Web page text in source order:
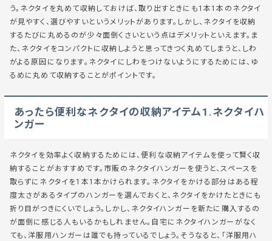
う。ネクタイを丸めて収納しておけば、取り出すときにも1本1本のネクタイ
が見やすく、選びやすいというメリットがあります。しかし、ネクタイを収納
するたびに丸めるのが少々面倒くさいという点はデメリットといえます。ま
た、ネクタイをコンパクトに収納しようと思ってきつく丸めてしまうと、しわ
がよる原因になります。ネクタイにしわをつけないようにするためには、ゆ
るめに丸めて収納することがポイントです。
あったら便利なネクタイの収納アイテム1.ネクタイハ
ンガー
ネクタイを効率よく収納するためには、便利な収納アイテムを使って賢く収
納することがおすすめです。市販のネクタイハンガーを使うと、スペースを
取らずにネクタイを1本1本かけられます。ネクタイをかける部分はある程
度太さがあるタイプのハンガーを選んでおくと、ネクタイをかけたときにも
折り目がつきにくいでしょう。しかし、ネクタイハンガーを新たに購入するの
が面倒に感じる人もいるかもしれません。自宅にネクタイハンガーがなく
ても、洋服用ハンガーは誰でも持っているでしょう。そうなると、「洋服用ハ